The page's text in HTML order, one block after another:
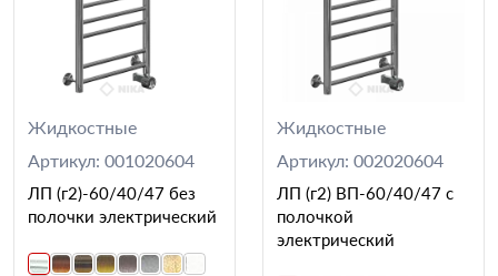
Жидкостные
Артикул: 001020604
ЛП (г2)-60/40/47 без
полочки электрический
Жидкостные
Артикул: 002020604
ЛП (г2) ВП-60/40/47 с
полочкой
электрический